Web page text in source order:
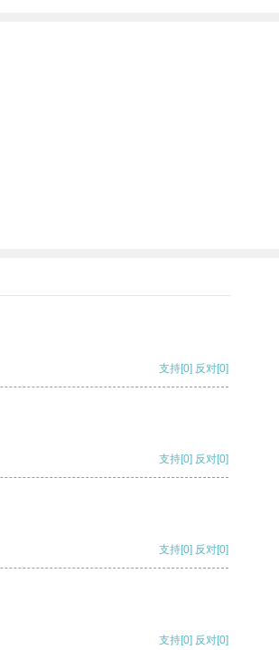
支持[0] 反对[0]
支持[0] 反对[0]
支持[0] 反对[0]
支持[0] 反对[0]